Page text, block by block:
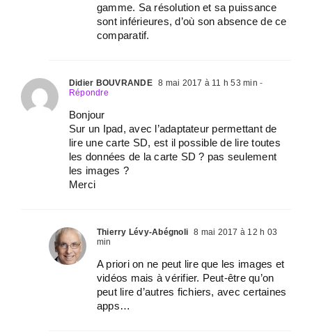
gamme. Sa résolution et sa puissance
sont inférieures, d’où son absence de ce
comparatif.
Didier BOUVRANDE 8 mai 2017 à 11 h 53 min -
Répondre
Bonjour
Sur un Ipad, avec l’adaptateur permettant de
lire une carte SD, est il possible de lire toutes
les données de la carte SD ? pas seulement
les images ?
Merci
Thierry Lévy-Abégnoli 8 mai 2017 à 12 h 03
min
A priori on ne peut lire que les images et
vidéos mais à vérifier. Peut-être qu’on
peut lire d’autres fichiers, avec certaines
apps…